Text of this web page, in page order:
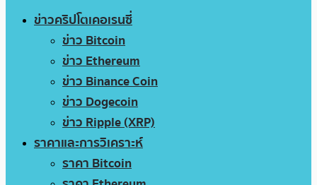
ข่าวคริปโตเคอเรนซี่
ข่าว Bitcoin
ข่าว Ethereum
ข่าว Binance Coin
ข่าว Dogecoin
ข่าว Ripple (XRP)
ราคาและการวิเคราะห์
ราคา Bitcoin